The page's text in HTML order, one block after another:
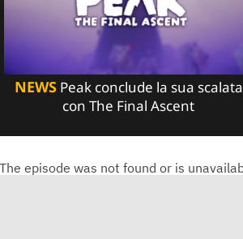
NEWSPeak conclude la sua scalata
con The Final Ascent